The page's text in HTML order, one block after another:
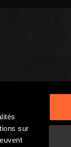
sur